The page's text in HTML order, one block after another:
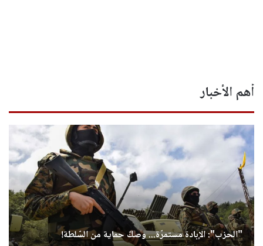
أهم الأخبار
"الحزب": الإبادة مستمرّة... وصكّ حماية من السّلطة!